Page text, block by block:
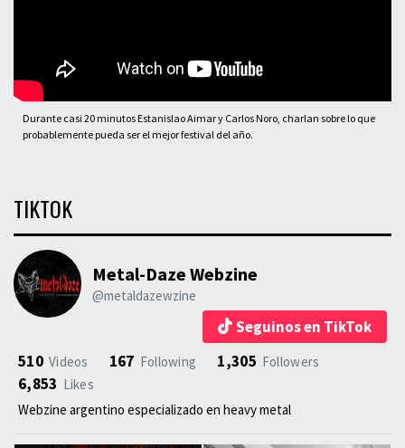
Durante casi 20 minutos Estanislao Aimar y Carlos Noro, charlan sobre lo que
probablemente pueda ser el mejor festival del año.
TIKTOK
Metal-Daze Webzine
@metaldazewzine
Seguinos en TikTok
510 Videos 167 Following 1,305 Followers
6,853 Likes
Webzine argentino especializado en heavy metal